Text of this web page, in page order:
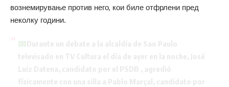
вознемирување против него, кои биле отфрлени пред
неколку години.